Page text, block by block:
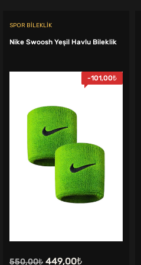
SPOR BILEKLIK
Nike Swoosh Yeşil Havlu Bileklik
-101,00₺
550,00₺ Orijinal
449,00₺Şu